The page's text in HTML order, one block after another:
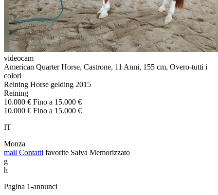
videocam
American Quarter Horse, Castrone, 11 Anni, 155 cm, Overo-tutti i
colori
Reining Horse gelding 2015
Reining
10.000 € Fino a 15.000 €
10.000 € Fino a 15.000 €
IT
Monza
mail Contatti favorite Salva Memorizzato
g
h
Pagina 1-annunci